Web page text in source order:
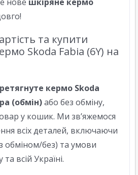
та купити
Skoda Fabia (6Y) на
кермо Skoda
(обмін)або без обміну,
у кошик. Ми зв’яжемося
всіх деталей, включаючи
обміном/без) та умови
та всій Україні.